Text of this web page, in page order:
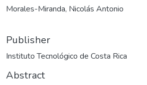
Morales-Miranda, Nicolás Antonio
Publisher
Instituto Tecnológico de Costa Rica
Abstract